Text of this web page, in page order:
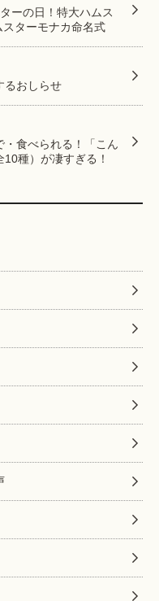
ーの日！特大ハムス
ターモナカ命名式
るおしらせ
・食べられる！「こん
種）が凄すぎる！